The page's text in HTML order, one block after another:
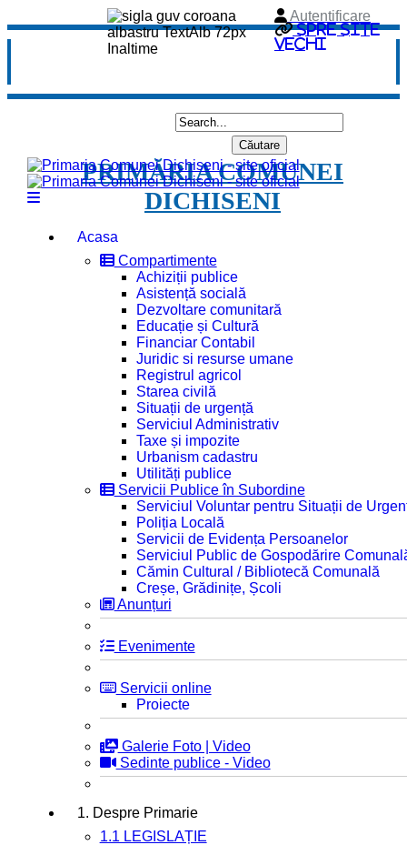
Spre site
vechi
Autentificare
PRIMĂRIA COMUNEI
DICHISENI
Acasa
Compartimente
Achiziții publice
Asistență socială
Dezvoltare comunitară
Educație și Cultură
Financiar Contabil
Juridic si resurse umane
Registrul agricol
Starea civilă
Situații de urgență
Serviciul Administrativ
Taxe și impozite
Urbanism cadastru
Utilități publice
Servicii Publice în Subordine
Serviciul Voluntar pentru Situații de
Poliția Locală
Servicii de Evidența Persoanelor
Serviciul Public de Gospodărire
Cămin Cultural / Bibliotecă Comunală
Creșe, Grădinițe, Școli
Anunțuri
Evenimente
Servicii online
Proiecte
Galerie Foto | Video
Sedinte publice - Video
1. Despre Primarie
1.1 LEGISLAȚIE